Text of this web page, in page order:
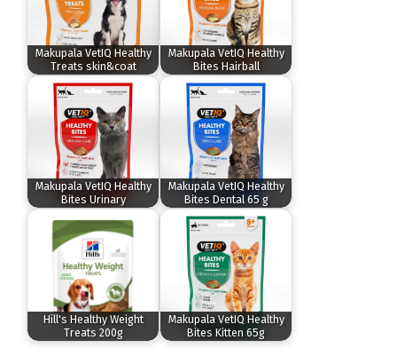
Makupala VetIQ Healthy
Treats skin&coat
Makupala VetIQ Healthy
Bites Hairball
Makupala VetIQ Healthy
Bites Urinary
Makupala VetIQ Healthy
Bites Dental 65 g
Hill's Healthy Weight
Treats 200g
Makupala VetIQ Healthy
Bites Kitten 65g